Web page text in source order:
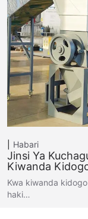
Habari
Jinsi Ya
Kiwanda
Kwa kiwanda
haki…